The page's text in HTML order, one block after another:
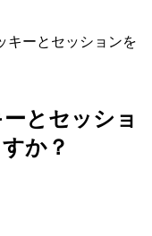
キーとセッションを
とセッショ
か？